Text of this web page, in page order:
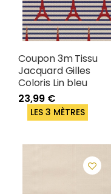
Coupon 3m Tissu
Jacquard Gilles
Coloris Lin bleu
23,99 €
LES 3 MÈTRES